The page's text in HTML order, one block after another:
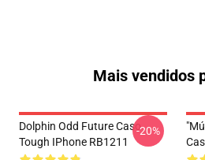
Mais vendidos
Dolphin Odd Future Caso
Tough IPhone RB1211
-20%